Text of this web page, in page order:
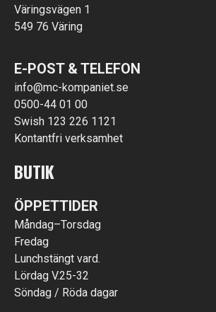
Väringsvägen 1
549 76 Väring
E-POST & TELEFON
info@mc-kompaniet.se
0500-44 01 00
Swish 123 226 1121
Kontantfri verksamhet
BUTIK
ÖPPETTIDER
Måndag–Torsdag
Fredag
Lunchstängt vard.
Lördag V.25-32
Söndag / Röda dagar